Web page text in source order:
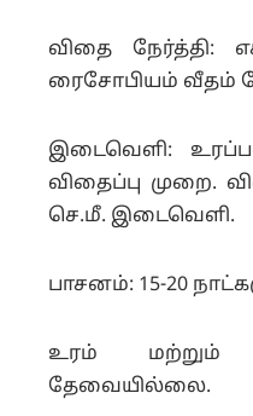
விதை நேர்த்தி:
ரைசோபியம் வீதம்
இடைவெளி:
விதைப்பு முறை.
செ.மீ. இடைவெளி.
பாசனம்: 15-20
உரம் மற்றும்
தேவையில்லை.